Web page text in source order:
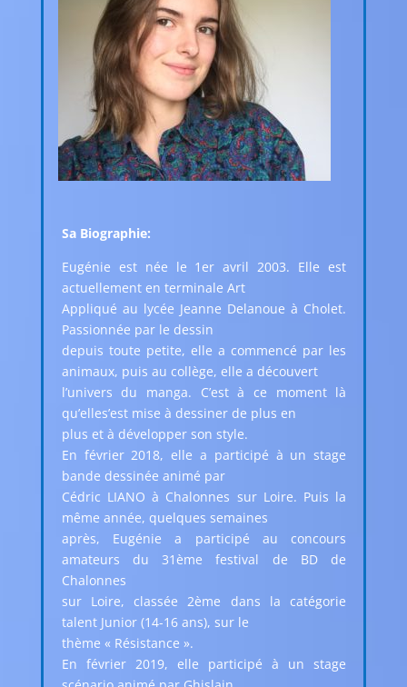
Sa Biographie:
Eugénie est née le 1er avril 2003. Elle est
actuellement en terminale Art
Appliqué au lycée Jeanne Delanoue à Cholet.
Passionnée par le dessin
depuis toute petite, elle a commencé par les
animaux, puis au collège, elle a découvert
l’univers du manga. C’est à ce moment là
qu’elles’est mise à dessiner de plus en
plus et à développer son style.
En février 2018, elle a participé à un stage
bande dessinée animé par
Cédric LIANO à Chalonnes sur Loire. Puis la
même année, quelques semaines
après, Eugénie a participé au concours
amateurs du 31ème festival de BD de
Chalonnes
sur Loire, classée 2ème dans la catégorie
talent Junior (14-16 ans), sur le
thème « Résistance ».
En février 2019, elle participé à un stage